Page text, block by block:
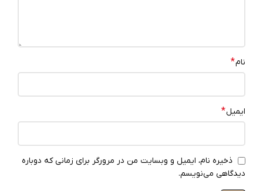
نام*
ایمیل*
ذخیره نام، ایمیل و وبسایت من در مرورگر برای زمانی که دوباره
دیدگاهی می‌نویسم.